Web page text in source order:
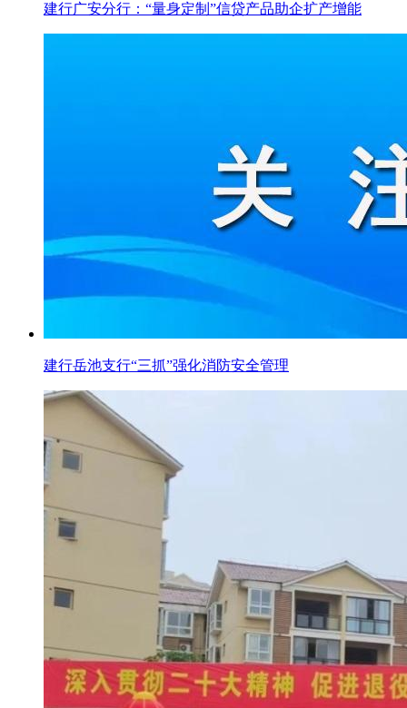
建行广安分行：“量身定制”信贷产品助企扩产增能
建行岳池支行“三抓”强化消防安全管理